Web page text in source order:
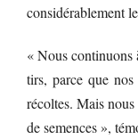
considérablement
« Nous continuons
tirs, parce que
récoltes. Mais
de semences »,